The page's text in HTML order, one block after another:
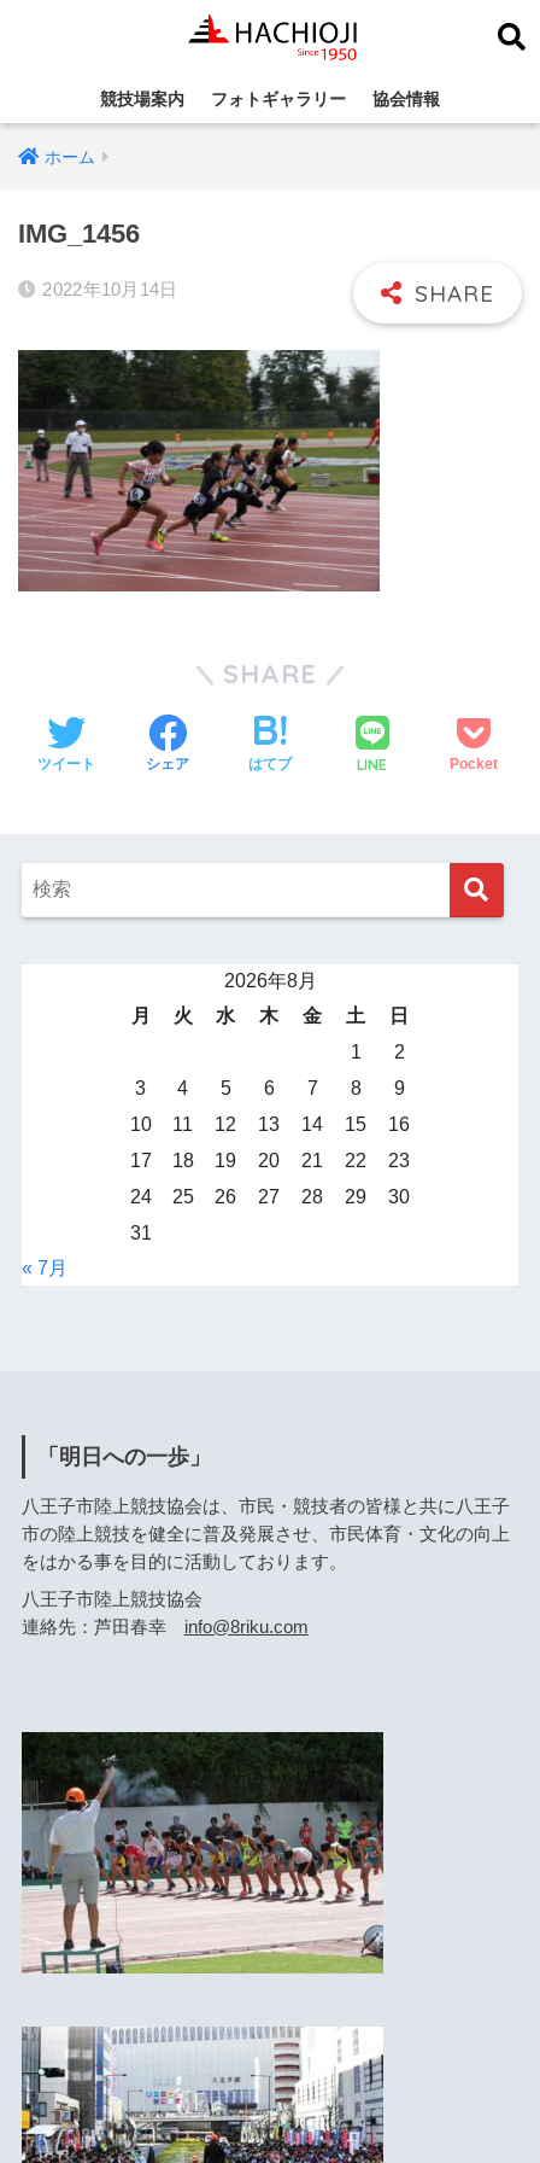
競技場案内 フォトギャラリー 協会情報
ホーム
IMG_1456
2022年10月14日
SHARE
ツイート シェア はてブ LINE Pocket
2026年8月
月
火 水 木 金 土
日
1
2
3
4 5 6 7 8
9
10
11 12 13 14 15
16
17
18 19 20 21 22
23
24
25 26 27 28 29
30
31
« 7月
「明日への一歩」
八王子市陸上競技協会は、市民・競技者の皆様と共に八王子
市の陸上競技を健全に普及発展させ、市民体育・文化の向上
をはかる事を目的に活動しております。
八王子市陸上競技協会
連絡先：芦田春幸 info@8riku.com